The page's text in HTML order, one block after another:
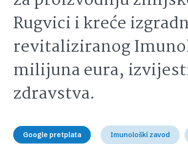
Rugvici i kreće
revitaliziranog
milijuna eura,
zdravstva.
Google pretplata Imunološki zavod